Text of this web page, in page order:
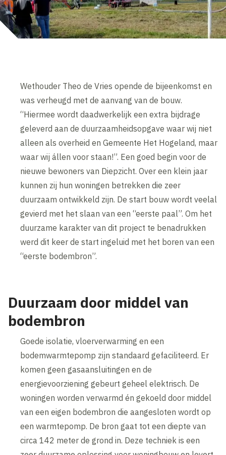
Wethouder Theo de Vries opende de bijeenkomst en
was verheugd met de aanvang van de bouw.
“Hiermee wordt daadwerkelijk een extra bijdrage
geleverd aan de duurzaamheidsopgave waar wij niet
alleen als overheid en Gemeente Het Hogeland, maar
waar wij állen voor staan!”. Een goed begin voor de
nieuwe bewoners van Diepzicht. Over een klein jaar
kunnen zij hun woningen betrekken die zeer
duurzaam ontwikkeld zijn. De start bouw wordt veelal
gevierd met het slaan van een “eerste paal”. Om het
duurzame karakter van dit project te benadrukken
werd dit keer de start ingeluid met het boren van een
“eerste bodembron”.
Duurzaam door middel van
bodembron
Goede isolatie, vloerverwarming en een
bodemwarmtepomp zijn standaard gefaciliteerd. Er
komen geen gasaansluitingen en de
energievoorziening gebeurt geheel elektrisch. De
woningen worden verwarmd én gekoeld door middel
van een eigen bodembron die aangesloten wordt op
een warmtepomp. De bron gaat tot een diepte van
circa 142 meter de grond in. Deze techniek is een